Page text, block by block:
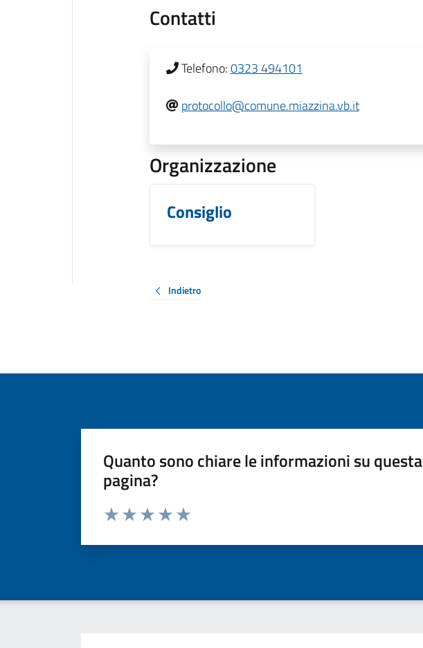
Contatti
Telefono:0323 494101
protocollo@comune.miazzina.vb.it
Organizzazione
Consiglio
Indietro
Quanto sono chiare le informazioni su questa
pagina?
Valuta da 1 a 5 stelle la pagina